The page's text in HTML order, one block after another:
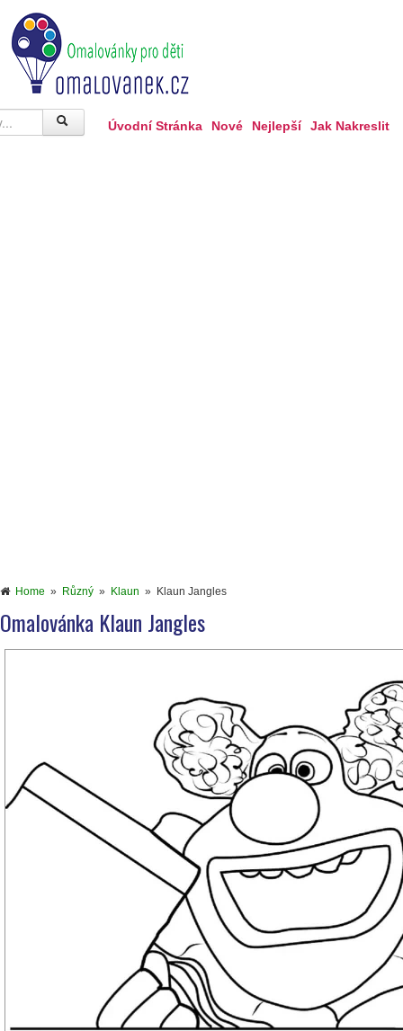
Úvodní Stránka Nové Nejlepší Jak Nakreslit
Home » Různý » Klaun » Klaun Jangles
Omalovánka Klaun Jangles